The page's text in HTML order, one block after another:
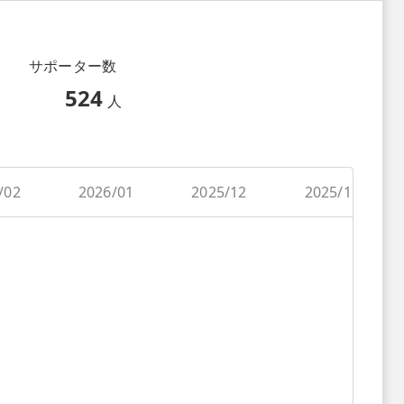
サポーター数
524 人
02 2026/01 2025/12 2025/11